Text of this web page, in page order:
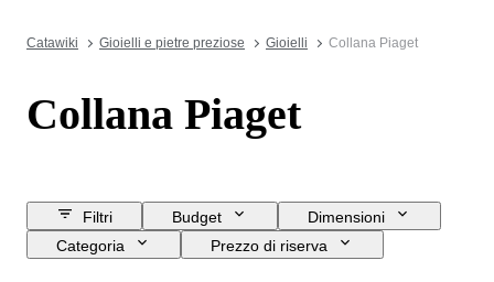
Catawiki Gioielli e pietre preziose Gioielli Collana Piaget
Collana Piaget
Filtri Budget
Dimensioni
Categoria
Prezzo di riserva